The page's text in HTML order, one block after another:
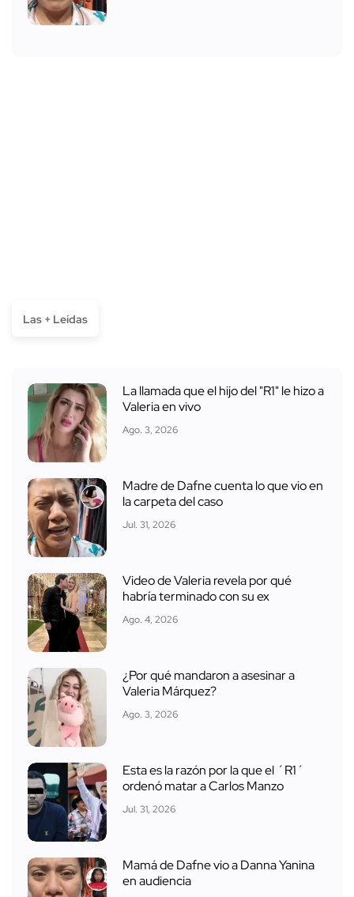
Las + Leídas
La llamada que el hijo del "R1" le hizo a
Valeria en vivo
Ago. 3, 2026
Madre de Dafne cuenta lo que vio en
la carpeta del caso
Jul. 31, 2026
Video de Valeria revela por qué
habría terminado con su ex
Ago. 4, 2026
¿Por qué mandaron a asesinar a
Valeria Márquez?
Ago. 3, 2026
Esta es la razón por la que el ´R1´
ordenó matar a Carlos Manzo
Jul. 31, 2026
Mamá de Dafne vio a Danna Yanina
en audiencia